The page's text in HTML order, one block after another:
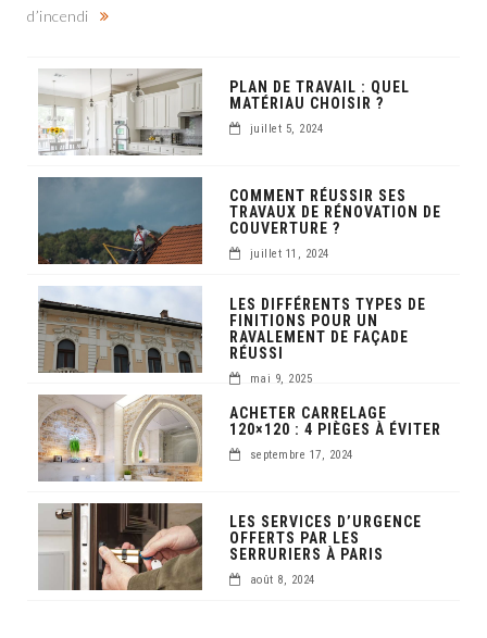
d’incendi
PLAN DE TRAVAIL : QUEL
MATÉRIAU CHOISIR ?
juillet 5, 2024
COMMENT RÉUSSIR SES
TRAVAUX DE RÉNOVATION DE
COUVERTURE ?
juillet 11, 2024
LES DIFFÉRENTS TYPES DE
FINITIONS POUR UN
RAVALEMENT DE FAÇADE
RÉUSSI
mai 9, 2025
ACHETER CARRELAGE
120×120 : 4 PIÈGES À ÉVITER
septembre 17, 2024
LES SERVICES D’URGENCE
OFFERTS PAR LES
SERRURIERS À PARIS
août 8, 2024